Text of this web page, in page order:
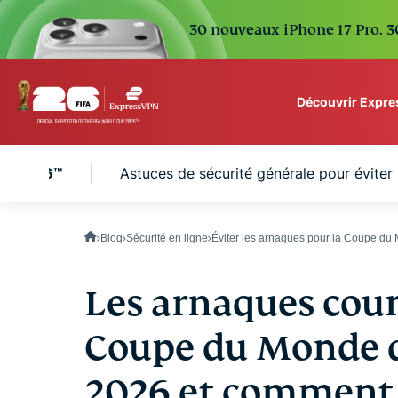
30 nouveaux iPhone 17
Découvrir
VPN protection for
2026™️ Astuces de sécurité générale pour
Blog Sécurité en ligne Éviter les arnaques pour la Coupe du
Les arnaques
Coupe du Monde